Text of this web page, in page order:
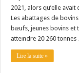
2021, alors qu’elle
Les abattages de
bœufs, jeunes bovins et
atteindre 20 260
Lire la suite »